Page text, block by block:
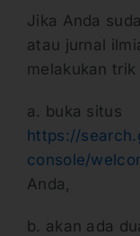
Jika Anda
atau jurnal
melakukan
a. buka situs
https://
console/
Anda,
b. akan ada